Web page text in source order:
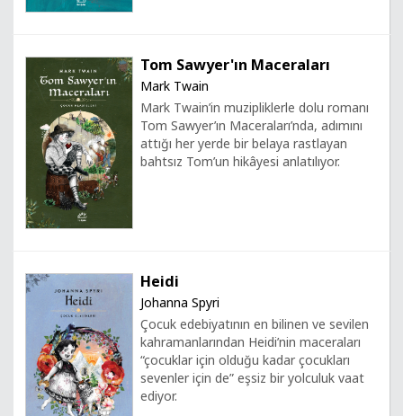
Tom Sawyer'ın Maceraları
Mark Twain
Mark Twain’in muzipliklerle dolu romanı
Tom Sawyer’ın Maceraları’nda, adımını
attığı her yerde bir belaya rastlayan
bahtsız Tom’un hikâyesi anlatılıyor.
Heidi
Johanna Spyri
Çocuk edebiyatının en bilinen ve sevilen
kahramanlarından Heidi’nin maceraları
“çocuklar için olduğu kadar çocukları
sevenler için de” eşsiz bir yolculuk vaat
ediyor.